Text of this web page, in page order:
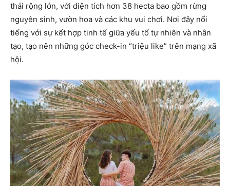
thái rộng lớn, với diện tích hơn 38 hecta bao gồm rừng
nguyên sinh, vườn hoa và các khu vui chơi. Nơi đây nổi
tiếng với sự kết hợp tinh tế giữa yếu tố tự nhiên và nhân
tạo, tạo nên những góc check-in “triệu like” trên mạng xã
hội.